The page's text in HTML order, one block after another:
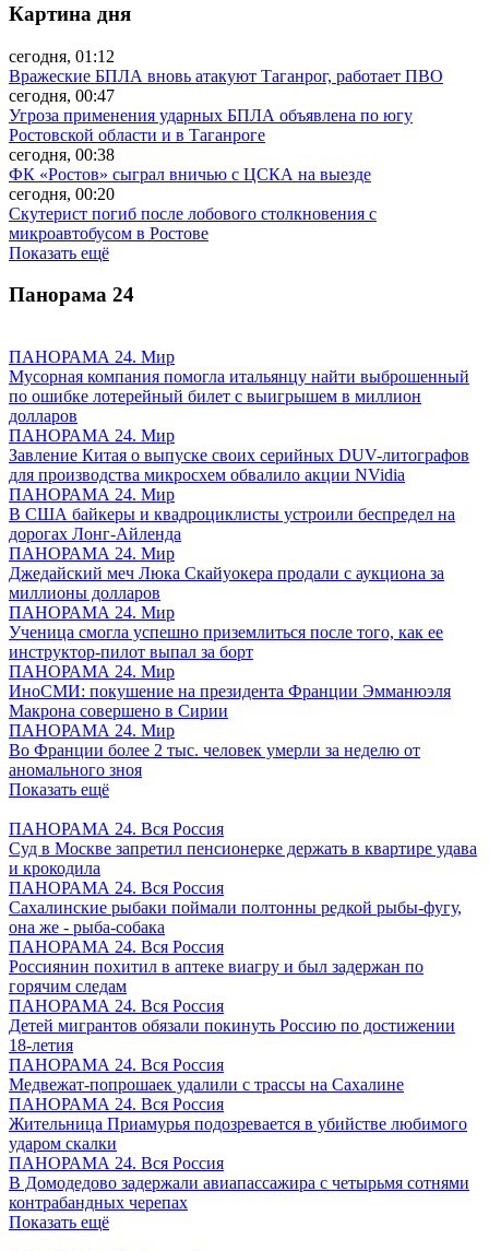
Картина дня
сегодня, 01:12
Вражеские БПЛА вновь атакуют Таганрог, работает ПВО
сегодня, 00:47
Угроза применения ударных БПЛА объявлена по югу
Ростовской области и в Таганроге
сегодня, 00:38
ФК «Ростов» сыграл вничью с ЦСКА на выезде
сегодня, 00:20
Скутерист погиб после лобового столкновения с
микроавтобусом в Ростове
Показать ещё
Панорама 24
ПАНОРАМА 24. Мир
Мусорная компания помогла итальянцу найти выброшенный
по ошибке лотерейный билет с выигрышем в миллион
долларов
ПАНОРАМА 24. Мир
Завление Китая о выпуске своих серийных DUV-литографов
для производства микросхем обвалило акции NVidia
ПАНОРАМА 24. Мир
В США байкеры и квадроциклисты устроили беспредел на
дорогах Лонг-Айленда
ПАНОРАМА 24. Мир
Джедайский меч Люка Скайуокера продали с аукциона за
миллионы долларов
ПАНОРАМА 24. Мир
Ученица смогла успешно приземлиться после того, как ее
инструктор-пилот выпал за борт
ПАНОРАМА 24. Мир
ИноСМИ: покушение на президента Франции Эмманюэля
Макрона совершено в Сирии
ПАНОРАМА 24. Мир
Во Франции более 2 тыс. человек умерли за неделю от
аномального зноя
Показать ещё
ПАНОРАМА 24. Вся Россия
Суд в Москве запретил пенсионерке держать в квартире удава
и крокодила
ПАНОРАМА 24. Вся Россия
Сахалинские рыбаки поймали полтонны редкой рыбы-фугу,
она же - рыба-собака
ПАНОРАМА 24. Вся Россия
Россиянин похитил в аптеке виагру и был задержан по
горячим следам
ПАНОРАМА 24. Вся Россия
Детей мигрантов обязали покинуть Россию по достижении
18-летия
ПАНОРАМА 24. Вся Россия
Медвежат-попрошаек удалили с трассы на Сахалине
ПАНОРАМА 24. Вся Россия
Жительница Приамурья подозревается в убийстве любимого
ударом скалки
ПАНОРАМА 24. Вся Россия
В Домодедово задержали авиапассажира с четырьмя сотнями
контрабандных черепах
Показать ещё